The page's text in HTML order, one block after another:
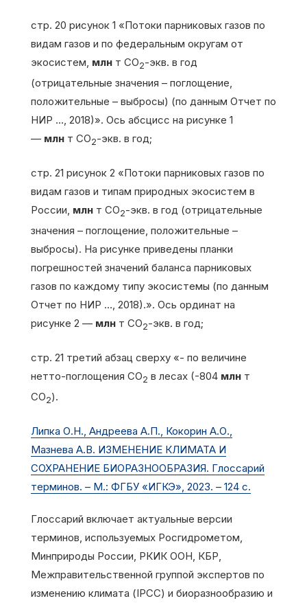
стр. 20 рисунок 1 «Потоки парниковых газов по
видам газов и по федеральным округам от
экосистем, млн т СО2-экв. в год
(отрицательные значения – поглощение,
положительные – выбросы) (по данным Отчет по
НИР …, 2018)». Ось абсцисс на рисунке 1
— млн т СО2-экв. в год;
стр. 21 рисунок 2 «Потоки парниковых газов по
видам газов и типам природных экосистем в
России, млн т СО2-экв. в год (отрицательные
значения – поглощение, положительные –
выбросы). На рисунке приведены планки
погрешностей значений баланса парниковых
газов по каждому типу экосистемы (по данным
Отчет по НИР …, 2018).». Ось ординат на
рисунке 2 — млн т СО2-экв. в год;
стр. 21 третий абзац сверху «- по величине
нетто-поглощения СО2 в лесах (-804 млн т
СО2).
Липка О.Н., Андреева А.П., Кокорин А.О.,
Мазнева А.В. ИЗМЕНЕНИЕ КЛИМАТА И
СОХРАНЕНИЕ БИОРАЗНООБРАЗИЯ. Глоссарий
терминов. – М.: ФГБУ «ИГКЭ», 2023. – 124 с.
Глоссарий включает актуальные версии
терминов, используемых Росгидрометом,
Минприроды России, РКИК ООН, КБР,
Межправительственной группой экспертов по
изменению климата (IPCC) и биоразнообразию и